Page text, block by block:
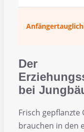
Der
bei
Frisch gepflanzte
brauchen in den